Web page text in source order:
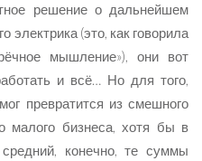
решение о дальнейшем
электрика (это, как говорила
мышление»), они вот
и всё… Но для того,
превратится из смешного
малого бизнеса, хотя бы в
конечно, те суммы